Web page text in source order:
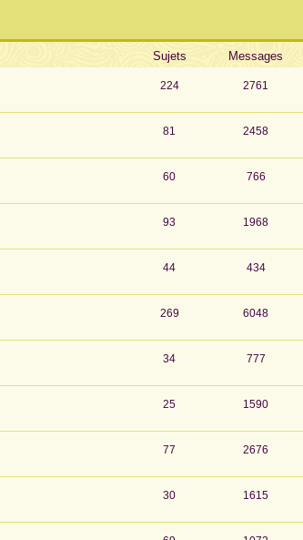
Sujets Messages
224 2761
81 2458
60 766
93 1968
44 434
269 6048
34 777
25 1590
77 2676
30 1615